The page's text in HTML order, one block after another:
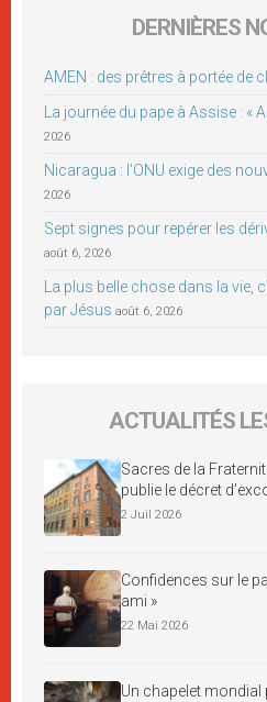
DERNIÈRES
AMEN : des prêtres à portée de
La journée du pape à Assise : «
2026
Nicaragua : l’ONU exige des
2026
Sept signes pour repérer les
août 6, 2026
La plus belle chose dans la vie,
par Jésus août 6, 2026
ACTUALITÉS
Sacres de la
publie le décret
2 Juil 2026
Confidences sur le
ami »
22 Mai 2026
Un chapelet mondial